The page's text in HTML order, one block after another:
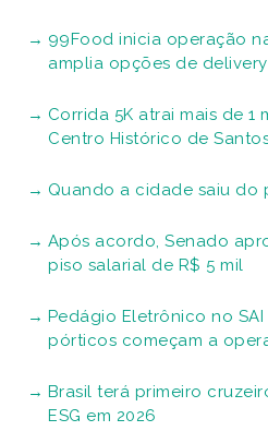
99Food inicia operação
amplia opções de
Corrida 5K atrai mais de
Centro Histórico de
Quando a cidade saiu do
Após acordo, Senado
piso salarial de R$ 5 mil
Pedágio Eletrônico no
pórticos começam a
Brasil terá primeiro
ESG em 2026